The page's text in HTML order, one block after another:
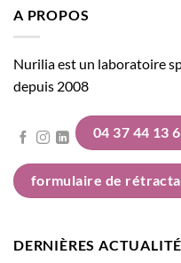
A PROPOS
Nurilia est un laboratoire
depuis 2008
04 37 44 13
formulaire de
DERNIÈRES